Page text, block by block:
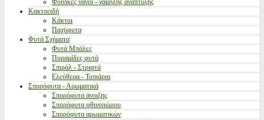
Φοίνικες νάνοι - χαμηλής ανάπτυξης
Κακτοειδή
Κάκτοι
Παχύφυτα
Φυτά Σχήματα
Φυτά Μπάλες
Πυραμίδες φυτά
Σπιράλ - Στριφτά
Ελεύθερα - Τοπιάρια
Σπορόφυτα - Αρωματικά
Σπορόφυτα άνοιξης
Σπορόφυτα φθινοπώρου
Σπορόφυτα αρωματικών